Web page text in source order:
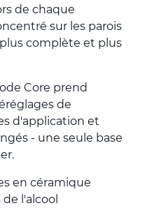
de chaque
sur les parois
complète et plus
Core prend
de
d'application et
- une seule base
en céramique
l'alcool